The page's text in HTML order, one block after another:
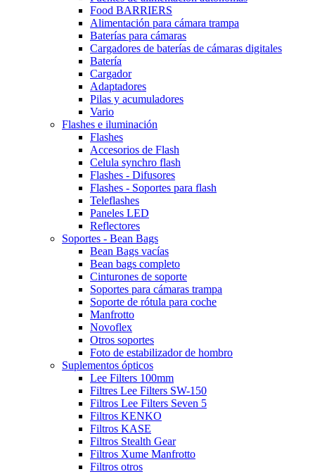
Food BARRIERS
Alimentación para cámara trampa
Baterías para cámaras
Cargadores de baterías de cámaras digitales
Batería
Cargador
Adaptadores
Pilas y acumuladores
Vario
Flashes e iluminación
Flashes
Accesorios de Flash
Celula synchro flash
Flashes - Difusores
Flashes - Soportes para flash
Teleflashes
Paneles LED
Reflectores
Soportes - Bean Bags
Bean Bags vacías
Bean bags completo
Cinturones de soporte
Soportes para cámaras trampa
Soporte de rótula para coche
Manfrotto
Novoflex
Otros soportes
Foto de estabilizador de hombro
Suplementos ópticos
Lee Filters 100mm
Filtres Lee Filters SW-150
Filtros Lee Filters Seven 5
Filtros KENKO
Filtros KASE
Filtros Stealth Gear
Filtros Xume Manfrotto
Filtros otros